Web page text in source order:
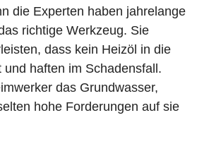
die Experten haben jahrelange
richtige Werkzeug. Sie
dass kein Heizöl in die
und haften im Schadensfall.
das Grundwasser,
hohe Forderungen auf sie